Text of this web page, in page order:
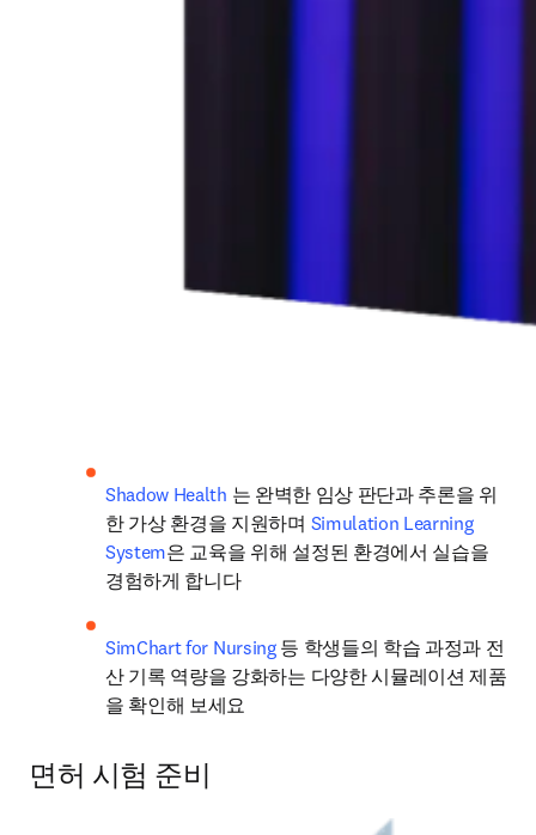
Shadow Health 는 완벽한 임상 판단과 추론을 위
한 가상 환경을 지원하며 Simulation Learning
System은 교육을 위해 설정된 환경에서 실습을
경험하게 합니다
SimChart for Nursing 등 학생들의 학습 과정과 전
산 기록 역량을 강화하는 다양한 시뮬레이션 제품
을 확인해 보세요
면허 시험 준비